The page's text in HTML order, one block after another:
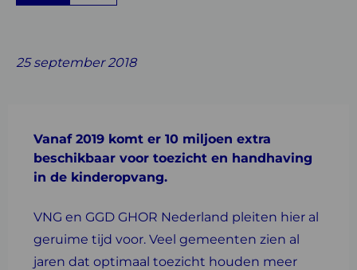
on
on
on withon
25 september 2018
Vanaf 2019 komt er 10 miljoen extra
beschikbaar voor toezicht en handhaving
in de kinderopvang.
VNG en GGD GHOR Nederland pleiten hier al
geruime tijd voor. Veel gemeenten zien al
jaren dat optimaal toezicht houden meer